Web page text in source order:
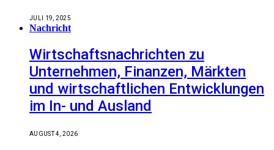
JULI 19, 2025
Nachricht
Wirtschaftsnachrichten zu
Unternehmen, Finanzen, Märkten
und wirtschaftlichen Entwicklungen
im In- und Ausland
AUGUST 4, 2026